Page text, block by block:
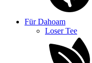
Für Dahoam
Loser Tee